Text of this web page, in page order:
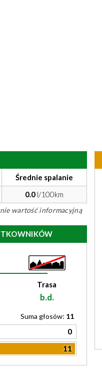
Średnie spalanie
0.0 l/100km
wartość informacyjną
Trasa
b.d.
Suma głosów: 11
0
11